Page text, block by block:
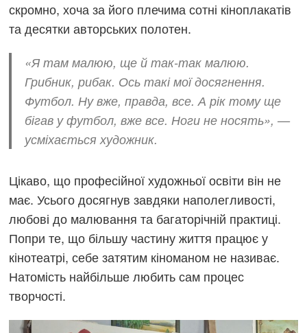
скромно, хоча за його плечима сотні кіноплакатів
та десятки авторських полотен.
«Я там малюю, ще й так-так малюю.
Грибник, рибак. Ось такі мої досягнення.
Футбол. Ну вже, правда, все. А рік тому ще
бігав у футбол, вже все. Ноги не носять», —
усміхається художник.
Цікаво, що професійної художньої освіти він не
має. Усього досягнув завдяки наполегливості,
любові до малювання та багаторічній практиці.
Попри те, що більшу частину життя працює у
кінотеатрі, себе затятим кіноманом не називає.
Натомість найбільше любить сам процес
творчості.